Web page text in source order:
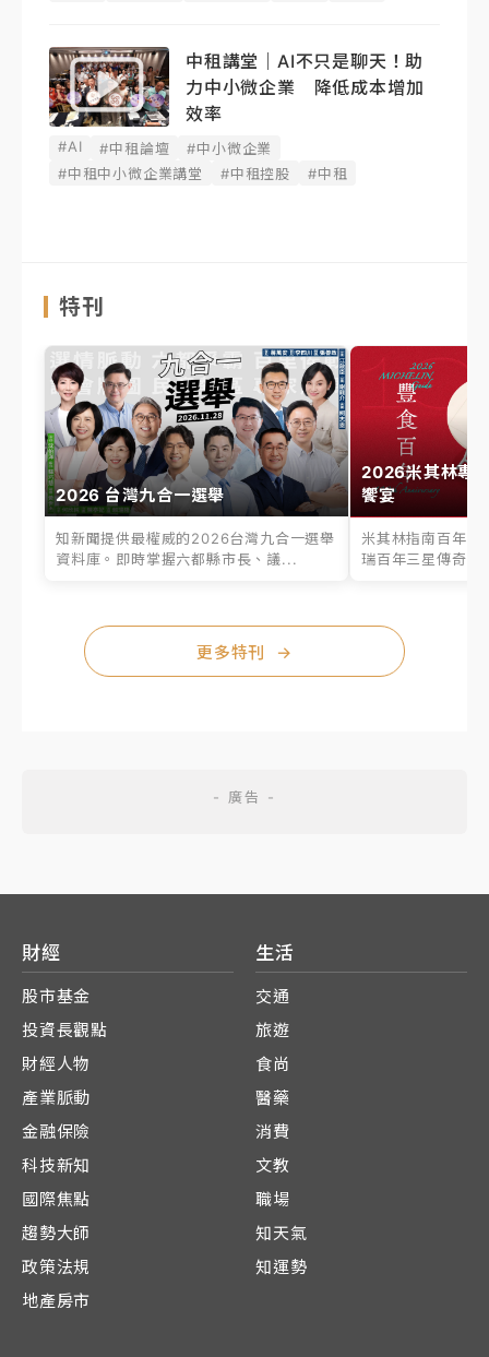
中租講堂｜AI不只是聊天！助
力中小微企業 降低成本增加
效率
#AI #中租論壇
#中小微企業
#中租中小微企業講堂
#中租控股 #中租
特刊
2026 台灣九合一選舉
知新聞提供最權威的2026台灣九合一選舉
資料庫。即時掌握六都縣市長、議...
2026米其林專
饗宴
米其林指南百年之
瑞百年三星傳奇、
更多特刊 →
財經
股市基金
投資長觀點
財經人物
產業脈動
金融保險
科技新知
國際焦點
趨勢大師
政策法規
地產房市
生活
交通
旅遊
食尚
醫藥
消費
文教
職場
知天氣
知運勢